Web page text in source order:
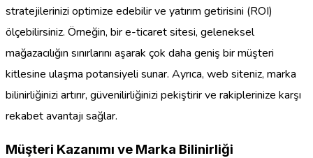
stratejilerinizi optimize edebilir ve yatırım getirisini (ROI)
ölçebilirsiniz. Örneğin, bir e-ticaret sitesi, geleneksel
mağazacılığın sınırlarını aşarak çok daha geniş bir müşteri
kitlesine ulaşma potansiyeli sunar. Ayrıca, web siteniz, marka
bilinirliğinizi artırır, güvenilirliğinizi pekiştirir ve rakiplerinize karşı
rekabet avantajı sağlar.
Müşteri Kazanımı ve Marka Bilinirliği